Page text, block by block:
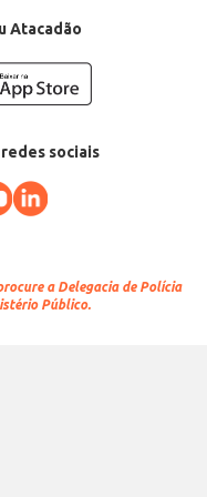
Atacadão
sociais
a Delegacia de Polícia
Público.